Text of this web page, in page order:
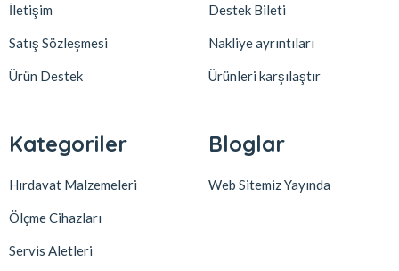
İletişim
Satış Sözleşmesi
Ürün Destek
Destek Bileti
Nakliye ayrıntıları
Ürünleri karşılaştır
Kategoriler
Hırdavat Malzemeleri
Ölçme Cihazları
Servis Aletleri
Bloglar
Web Sitemiz Yayında